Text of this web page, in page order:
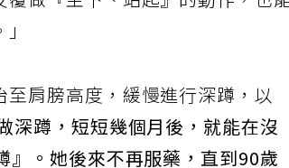
做『坐下、站起』的動作，也
肩膀高度，緩慢進行深蹲，以
深蹲，短短幾個月後，就能在沒